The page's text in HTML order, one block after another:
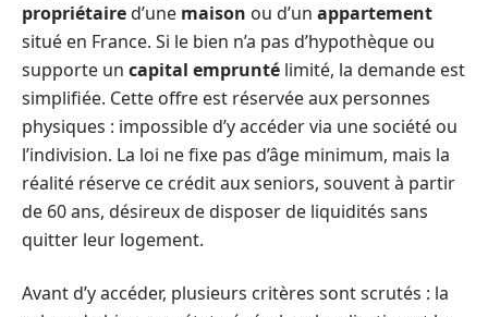
propriétaired’une maison ou d’un appartement
situé en France. Si le bien n’a pas d’hypothèque ou
supporte un capital emprunté limité, la demande est
simplifiée. Cette offre est réservée aux personnes
physiques : impossible d’y accéder via une société ou
l’indivision. La loi ne fixe pas d’âge minimum, mais la
réalité réserve ce crédit aux seniors, souvent à partir
de 60 ans, désireux de disposer de liquidités sans
quitter leur logement.
Avant d’y accéder, plusieurs critères sont scrutés : la